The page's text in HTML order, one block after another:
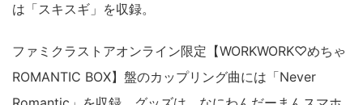
は「スキスギ」を収録。
ファミクラストアオンライン限定【WORKWORK♡めちゃ
ROMANTIC BOX】盤のカップリング曲には「Never